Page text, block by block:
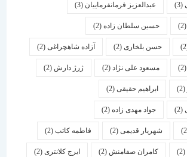
عبدالعزیز فرمانفرماییان(3)
حسین سلطان زاده(2)
حسن بلخاری(2) آزاده شاهچراغی(2)
مسعود علی نژاد(2) ژرژ دارش (2)
ابراهیم حقیقی(2)
جواد مهدی زاده(2)
شهریار قدیمی(2) فاطمه کاتب(2)
کامران صفامنش(2) ایرج کلانتری (2)